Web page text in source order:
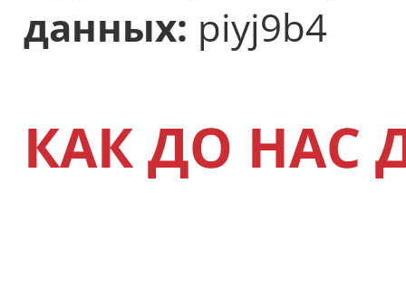
данных: piyj9b4
КАК ДО НАС